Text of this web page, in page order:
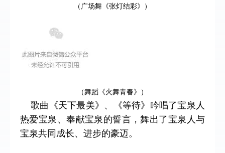
（广场舞《张灯结彩》）
（舞蹈《火舞青春》）
歌曲《天下最美》、《等待》吟唱了宝泉人
热爱宝泉、奉献宝泉的誓言，舞出了宝泉人与
宝泉共同成长、进步的豪迈。